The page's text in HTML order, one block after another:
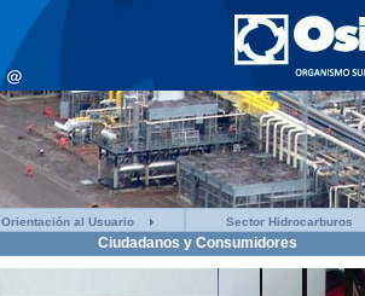
Orientación al Usuario Sector Hidrocarburos
Ciudadanos y Consumidores